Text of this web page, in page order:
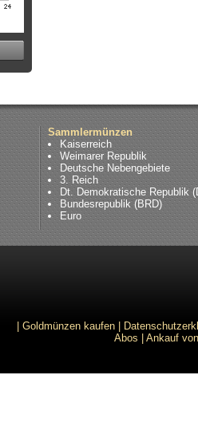
Sammlermünzen
Kaiserreich
Weimarer Republik
Deutsche Nebengebiete
3. Reich
Dt. Demokratische Republik
Bundesrepublik (BRD)
Euro
Goldmünzen kaufen
Abos
Ankauf